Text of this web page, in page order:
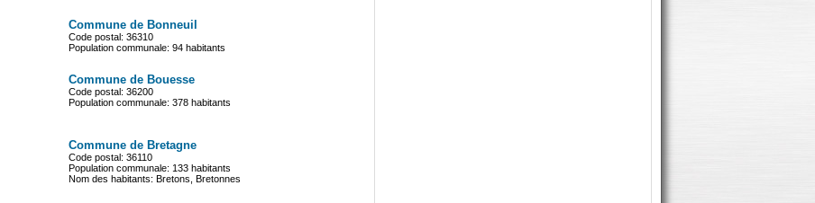
Commune de Bonneuil
Code postal: 36310
Population communale: 94 habitants
Commune de Bouesse
Code postal: 36200
Population communale: 378 habitants
Commune de Bretagne
Code postal: 36110
Population communale: 133 habitants
Nom des habitants: Bretons, Bretonnes